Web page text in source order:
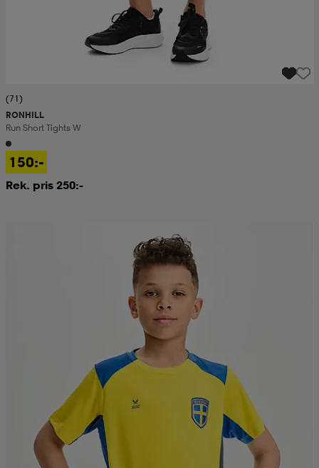
(71)
RONHILL
Run Short Tights W
150:-
Rek. pris 250:-